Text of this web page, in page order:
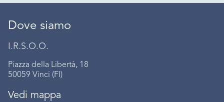
Dove siamo
I.R.S.O.O.
Piazza della Libertà, 18
50059 Vinci (FI)
Vedi mappa